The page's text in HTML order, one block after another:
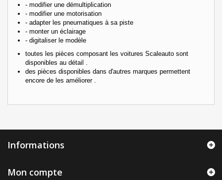
- modifier une démultiplication
- modifier une motorisation
- adapter les pneumatiques à sa piste
- monter un éclairage
- digitaliser le modèle
toutes les pièces composant les voitures Scaleauto sont
disponibles au détail .
des pièces disponibles dans d'autres marques permettent
encore de les améliorer .
Informations
Mon compte